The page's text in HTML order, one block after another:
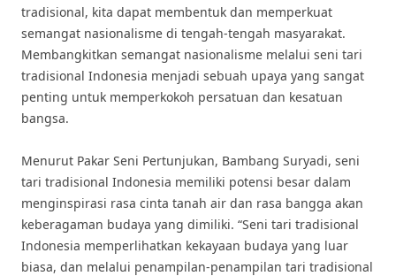
tradisional, kita dapat membentuk dan memperkuat
semangat nasionalisme di tengah-tengah masyarakat.
Membangkitkan semangat nasionalisme melalui seni tari
tradisional Indonesia menjadi sebuah upaya yang sangat
penting untuk memperkokoh persatuan dan kesatuan
bangsa.
Menurut Pakar Seni Pertunjukan, Bambang Suryadi, seni
tari tradisional Indonesia memiliki potensi besar dalam
menginspirasi rasa cinta tanah air dan rasa bangga akan
keberagaman budaya yang dimiliki. “Seni tari tradisional
Indonesia memperlihatkan kekayaan budaya yang luar
biasa, dan melalui penampilan-penampilan tari tradisional